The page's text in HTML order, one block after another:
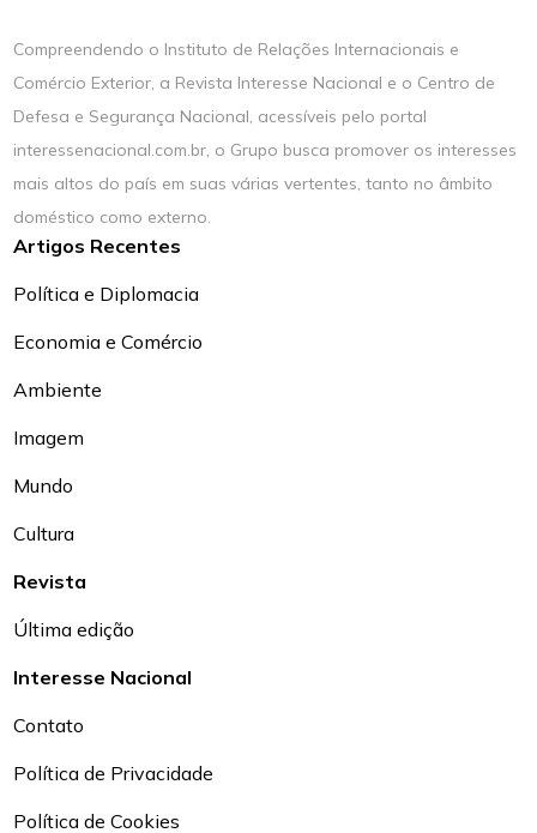
Compreendendo o Instituto de Relações Internacionais e
Comércio Exterior, a Revista Interesse Nacional e o Centro de
Defesa e Segurança Nacional, acessíveis pelo portal
interessenacional.com.br, o Grupo busca promover os interesses
mais altos do país em suas várias vertentes, tanto no âmbito
doméstico como externo.
Artigos Recentes
Política e Diplomacia
Economia e Comércio
Ambiente
Imagem
Mundo
Cultura
Revista
Última edição
Interesse Nacional
Contato
Política de Privacidade
Política de Cookies